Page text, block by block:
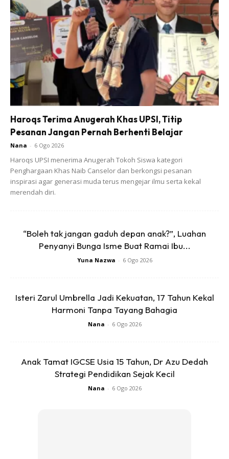
Ibrahim sambil menyanyi
“Saya Tak Ada Macam Orang Tengok Baik,
Baca Quran, Tak Ada.. Saya Menyanyi
Juga..bukan Salah Bagi Saya. Malam
Begitu Juga, Kita Ibadah Dan
Sebagainya..begitulah” Katanya
“Jadi saya berfikir macam mana nak jumpa Azizah, anak
cucu ni? Kalau pergi mahkamah boleh.minta hak jumpa, tapi
tak boleh, saya kalah.. tapi tak apa, pergi mahkamah pun
Sampaikan hari ini saya dibebaskan, saya ditemuramah
oleh TVC, Mereka tanya kenapa pegawai penjara
menangis? saya kata bukan sebab dia nak saya masuk
dan saya hormat mereka, saya tak salahkan mereka.”
Ads
Haroqs Terima Anugerah Khas UPSI, Titip
Pesanan Jangan Pernah Berhenti Belajar
Nana - 6 Ogo 2026
Haroqs UPSI menerima Anugerah Tokoh Siswa kategori
Penghargaan Khas Naib Canselor dan berkongsi pesanan
inspirasi agar generasi muda terus mengejar ilmu serta kekal
merendah diri.
“Boleh tak jangan gaduh depan anak?”, Luahan
Penyanyi Bunga Isme Buat Ramai Ibu...
Yuna Nazwa - 6 Ogo 2026
Isteri Zarul Umbrella Jadi Kekuatan, 17 Tahun Kekal
Harmoni Tanpa Tayang Bahagia
Nana - 6 Ogo 2026
Anak Tamat IGCSE Usia 15 Tahun, Dr Azu Dedah
Strategi Pendidikan Sejak Kecil
Nana - 6 Ogo 2026